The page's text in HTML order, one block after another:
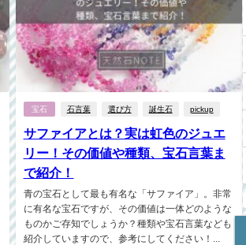
宝石 石言葉 選び方 誕生石 pickup
サファイアとは？実は虹色のジュエ
リー！その価値や種類、宝石言葉ま
で紹介！
青の宝石として最も有名な「サファイア」。非常
に有名な宝石ですが、その価値は一体どのような
ものかご存知でしょうか？種類や宝石言葉なども
紹介していますので、参考にしてください！...